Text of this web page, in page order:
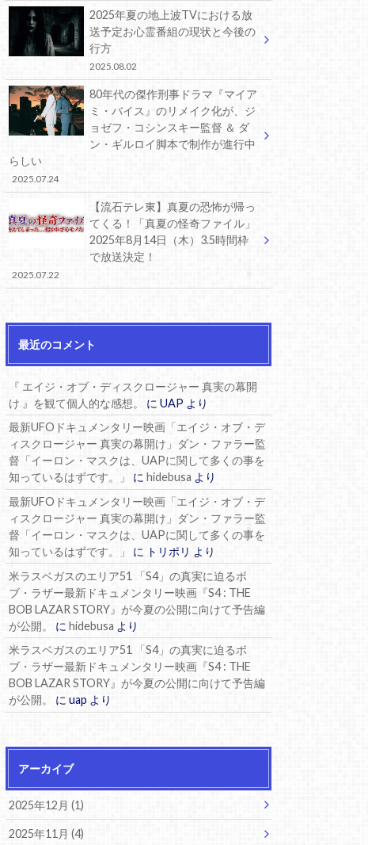
2025年夏の地上波TVにおける放
送予定お心霊番組の現状と今後の
行方
2025.08.02
80年代の傑作刑事ドラマ『マイア
ミ・バイス』のリメイク化が、ジ
ョゼフ・コシンスキー監督 ＆ ダ
ン・ギルロイ脚本で制作が進行中
らしい
2025.07.24
【流石テレ東】真夏の恐怖が帰っ
てくる！「真夏の怪奇ファイル」
2025年8月14日（木）3.5時間枠
で放送決定！
2025.07.22
最近のコメント
『 エイジ・オブ・ディスクロージャー 真実の幕開
け 』を観て個人的な感想。
にUAP より
最新UFOドキュメンタリー映画「エイジ・オブ・デ
ィスクロージャー 真実の幕開け」ダン・ファラー監
督「イーロン・マスクは、UAPに関して多くの事を
知っているはずです。」
にhidebusa より
最新UFOドキュメンタリー映画「エイジ・オブ・デ
ィスクロージャー 真実の幕開け」ダン・ファラー監
督「イーロン・マスクは、UAPに関して多くの事を
知っているはずです。」
に トリポリ より
米ラスベガスのエリア51 「S4」の真実に迫るボ
ブ・ラザー最新ドキュメンタリー映画『S4 : THE
BOB LAZAR STORY』が今夏の公開に向けて予告編
が公開。
にhidebusa より
米ラスベガスのエリア51 「S4」の真実に迫るボ
ブ・ラザー最新ドキュメンタリー映画『S4 : THE
BOB LAZAR STORY』が今夏の公開に向けて予告編
が公開。
にuap より
アーカイブ
2025年12月 (1)
2025年11月 (4)